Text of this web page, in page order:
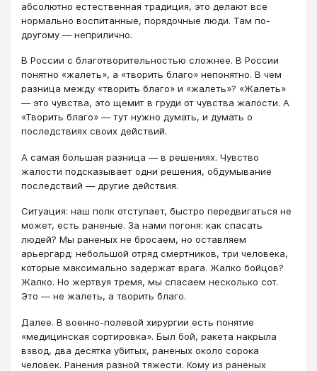
абсолютно естественная традиция, это делают все
нормально воспитанные, порядочные люди. Там по-
другому — неприлично.
В России с благотворительностью сложнее. В России
понятно «жалеть», а «творить благо» непонятно. В чем
разница между «творить благо» и «жалеть»? «Жалеть»
— это чувства, это щемит в груди от чувства жалости. А
«Творить благо» — тут нужно думать, и думать о
последствиях своих действий.
А самая большая разница — в решениях. Чувство
жалости подсказывает одни решения, обдумывание
последствий — другие действия.
Ситуация: наш полк отступает, быстро передвигаться не
может, есть раненые. За нами погоня: как спасать
людей? Мы раненых не бросаем, но оставляем
арьергард: небольшой отряд смертников, три человека,
которые максимально задержат врага. Жалко бойцов?
Жалко. Но жертвуя тремя, мы спасаем несколько сот.
Это — не жалеть, а творить благо.
Далее. В военно-полевой хирургии есть понятие
«медицинская сортировка». Был бой, ракета накрыла
взвод, два десятка убитых, раненых около сорока
человек. Ранения разной тяжести. Кому из раненых